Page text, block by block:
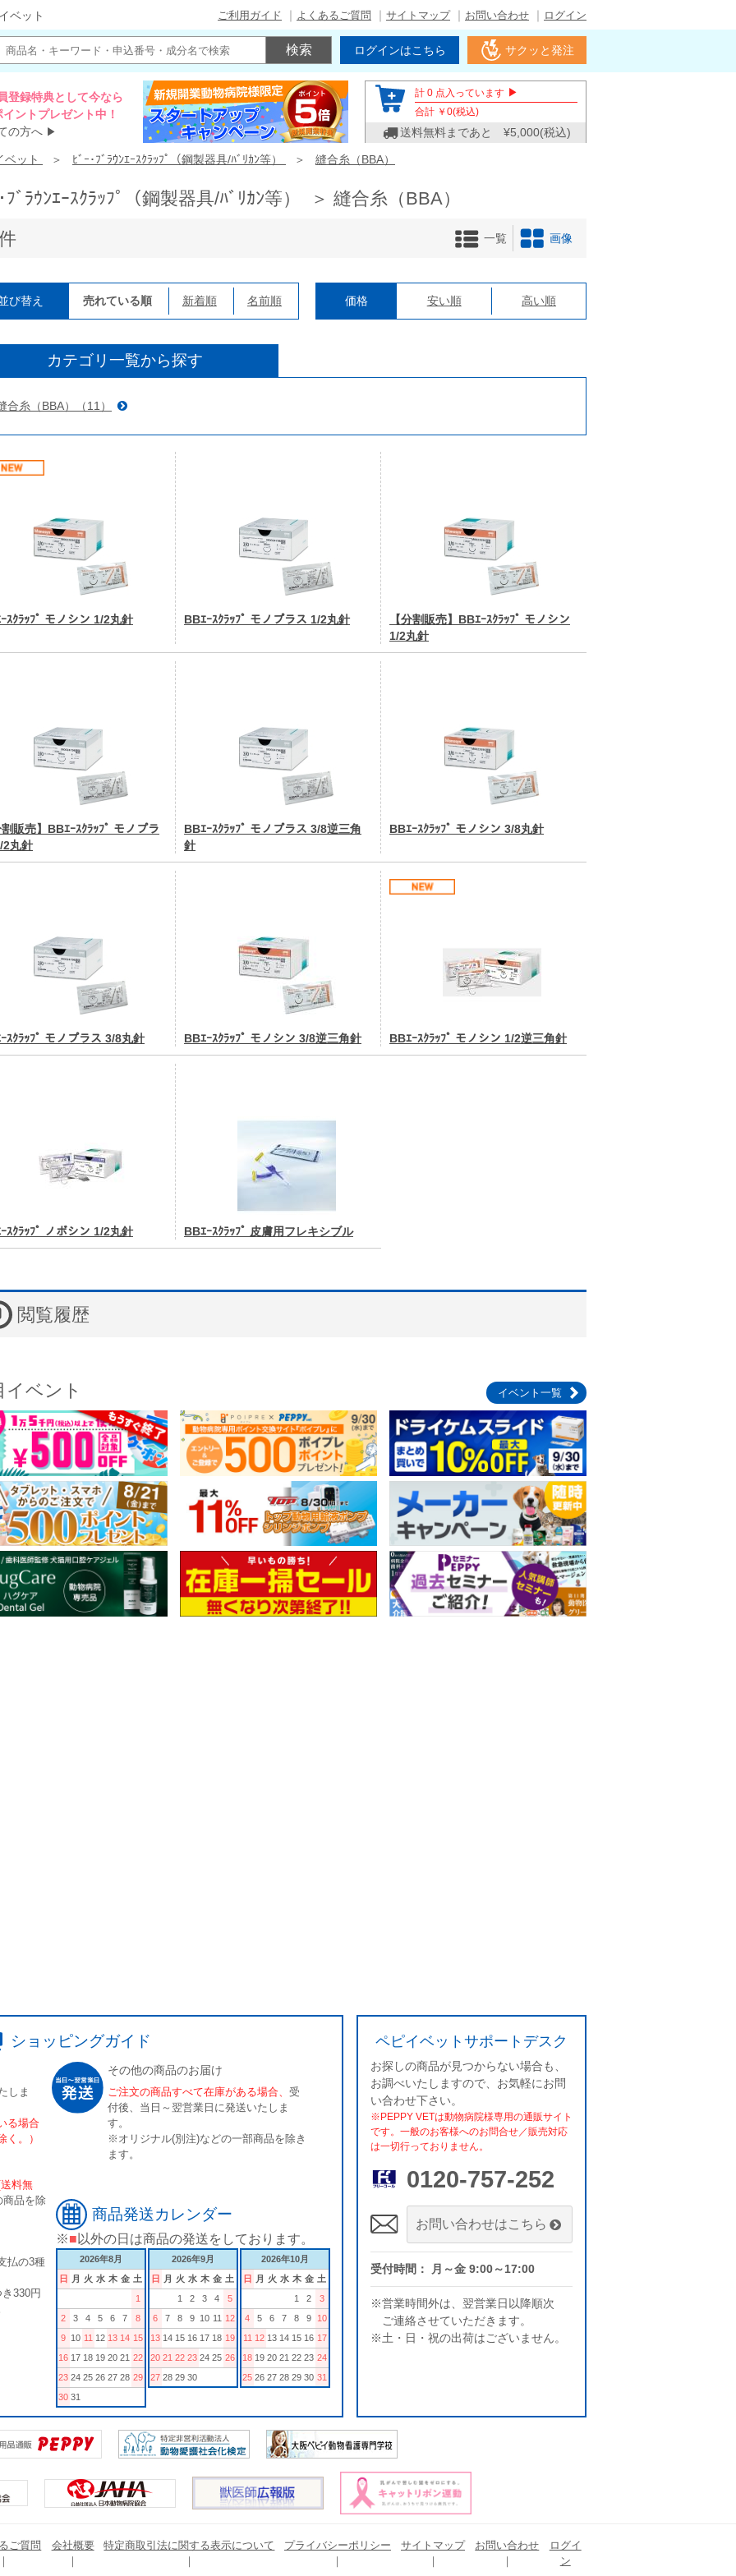
ベット ご利用ガイド よくあるご質問 サイトマップ お問い合わせ ログイン
ログインはこちら サクッと発注
登録特典として今なら
ントプレゼント中！
の方へ ▶
計 0 点入っています ▶
合計 ￥ 0(税込)
送料無料まであと ¥5,000(税込)
ベット ﾋﾞｰ･ﾌﾞﾗｳﾝｴｰｽｸﾗｯﾌﾟ（鋼製器具/ﾊﾞﾘｶﾝ等） 縫合糸（BBA）
ﾌﾞﾗｳﾝｴｰｽｸﾗｯﾌﾟ（鋼製器具/ﾊﾞﾘｶﾝ等） ＞ 縫合糸（BBA）
一覧 画像
び替え 売れている順 新着順 名前順 価格 安い順 高い順
カテゴリ一覧から探す
合糸（BBA）（11）
ｽｸﾗｯﾌﾟ モノシン 1/2丸針 BBｴｰｽｸﾗｯﾌﾟ モノプラス 1/2丸針
【分割販売】BBｴｰｽｸﾗｯﾌﾟ モノシン
1/2丸針
販売】BBｴｰｽｸﾗｯﾌﾟ モノプラ
2丸針
BBｴｰｽｸﾗｯﾌﾟ モノプラス 3/8逆三角
針
BBｴｰｽｸﾗｯﾌﾟ モノシン 3/8丸針
ｽｸﾗｯﾌﾟ モノプラス 3/8丸針 BBｴｰｽｸﾗｯﾌﾟ モノシン 3/8逆三角針 BBｴｰｽｸﾗｯﾌﾟ モノシン 1/2逆三角針
ｽｸﾗｯﾌﾟ ノボシン 1/2丸針 BBｴｰｽｸﾗｯﾌﾟ 皮膚用フレキシブル
閲覧履歴
イベント イベント一覧
ショッピングガイド
しま
る場合
。）
料無
品を除
払の3種
330円
その他の商品のお届け
ご注文の商品すべて在庫がある場合、 受
付後、当日～翌営業日に発送いたしま
す。
※オリジナル(別注)などの一部商品を除き
ます。
商品発送カレンダー
※■ 以外の日は商品の発送をしております。
2026年8月
日
月 火 水 木 金 土
1
2
3 4 5 6 7
8
9 10 11 12 13 14 15
16 17 18 19 20 21 22
23 24 25 26 27 28 29
30 31
2026年9月
日
月 火 水 木 金 土
1
2 3 4
5
6
7 8 9 10 11 12
13 14 15 16 17 18 19
20 21 22 23 24 25 26
27 28 29 30
2026年10月
日
月 火 水 木 金 土
1
2
3
4
5 6 7 8 9
10
11 12 13 14 15 16 17
18 19 20 21 22 23 24
25 26 27 28 29 30 31
ペピイベットサポートデスク
お探しの商品が見つからない場合も、
お調べいたしますので、お気軽にお問
い合わせ下さい。
※PEPPY VETは動物病院様専用の通販サイト
です。一般のお客様へのお問合せ／販売対応
は一切行っておりません。
0120-757-252
お問い合わせはこちら
受付時間： 月～金 9:00～17:00
※営業時間外は、翌営業日以降順次
ご連絡させていただきます。
※土・日・祝の出荷はございません。
ご質問 会社概要 特定商取引法に関する表示について プライバシーポリシー サイトマップ お問い合わせ
ログイ
ン